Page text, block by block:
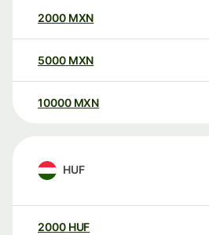
2000 MXN
5000 MXN
10000 MXN
HUF
2000 HUF